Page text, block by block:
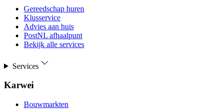
Gereedschap huren
Klusservice
Advies aan huis
PostNL afhaalpunt
Bekijk alle services
Services
Karwei
Bouwmarkten